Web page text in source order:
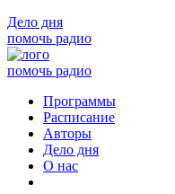
Дело дня
помочь радио
помочь радио
Программы
Расписание
Авторы
Дело дня
О нас